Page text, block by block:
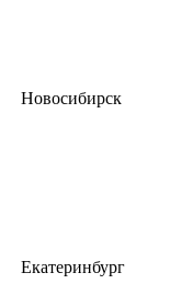
Новосибирск
Екатеринбург